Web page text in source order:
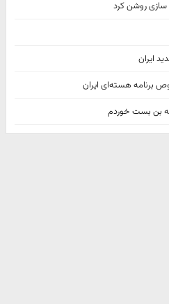
سازی روشن کرد
ایران
برنامه هسته‌ای ایران
بن بست خوردم